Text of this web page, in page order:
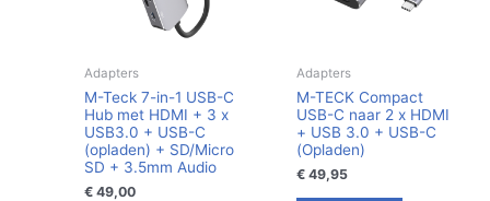
Adapters
M-Teck 7-in-1 USB-C
Hub met HDMI + 3 x
USB3.0 + USB-C
(opladen) + SD/Micro
SD + 3.5mm Audio
€ 49,00
Adapters
M-TECK Compact
USB-C naar 2 x HDMI
+ USB 3.0 + USB-C
(Opladen)
€49,95